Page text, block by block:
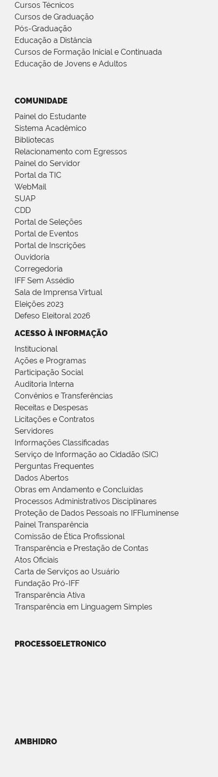
Cursos Técnicos
Cursos de Graduação
Pós-Graduação
Educação a Distância
Cursos de Formação Inicial e Continuada
Educação de Jovens e Adultos
COMUNIDADE
Painel do Estudante
Sistema Acadêmico
Bibliotecas
Relacionamento com Egressos
Painel do Servidor
Portal da TIC
WebMail
SUAP
CDD
Portal de Seleções
Portal de Eventos
Portal de Inscrições
Ouvidoria
Corregedoria
IFF Sem Assédio
Sala de Imprensa Virtual
Eleições 2023
Defeso Eleitoral 2026
ACESSO À INFORMAÇÃO
Institucional
Ações e Programas
Participação Social
Auditoria Interna
Convênios e Transferências
Receitas e Despesas
Licitações e Contratos
Servidores
Informações Classificadas
Serviço de Informação ao Cidadão (SIC)
Perguntas Frequentes
Dados Abertos
Obras em Andamento e Concluídas
Processos Administrativos Disciplinares
Proteção de Dados Pessoais no IFFluminense
Painel Transparência
Comissão de Ética Profissional
Transparência e Prestação de Contas
Atos Oficiais
Carta de Serviços ao Usuário
Fundação Pró-IFF
Transparência Ativa
Transparência em Linguagem Simples
PROCESSOELETRONICO
AMBHIDRO